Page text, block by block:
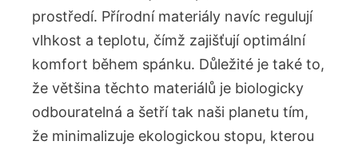
prostředí. Přírodní materiály navíc regulují
vlhkost a teplotu, čímž zajišťují optimální
komfort během spánku. Důležité je také to,
že většina těchto materiálů ⁣je ⁣biologicky
odbouratelná a šetří tak ‌naši planetu tím,
že minimalizuje ekologickou stopu, kterou‍